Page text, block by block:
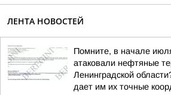
ЛЕНТА НОВОСТЕЙ
Помните, в начале
атаковали нефтяные
Ленинградской
дает им их точные